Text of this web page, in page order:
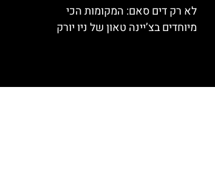
לא רק דים סאם: המקומות הכי
מיוחדים בצ’יינה טאון של ניו יורק